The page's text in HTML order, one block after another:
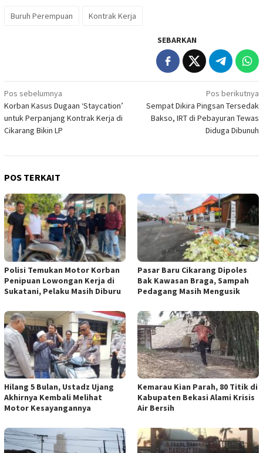
Buruh Perempuan Kontrak Kerja
SEBARKAN
Navigasi
pos
Pos sebelumnya
Korban Kasus Dugaan ‘Staycation’
untuk Perpanjang Kontrak Kerja di
Cikarang Bikin LP
Pos berikutnya
Sempat Dikira Pingsan Tersedak
Bakso, IRT di Pebayuran Tewas
Diduga Dibunuh
POS TERKAIT
Polisi Temukan Motor Korban
Penipuan Lowongan Kerja di
Sukatani, Pelaku Masih Diburu
Pasar Baru Cikarang Dipoles
Bak Kawasan Braga, Sampah
Pedagang Masih Mengusik
Hilang 5 Bulan, Ustadz Ujang
Akhirnya Kembali Melihat
Motor Kesayangannya
Kemarau Kian Parah, 80 Titik di
Kabupaten Bekasi Alami Krisis
Air Bersih